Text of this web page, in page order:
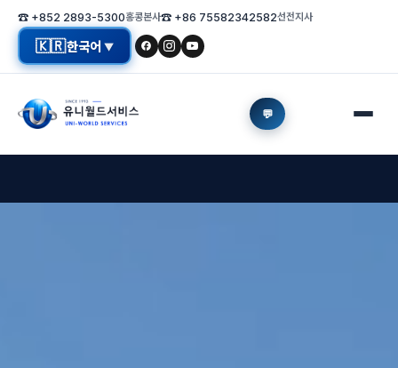
☎ +852 2893-5300홍콩본사☎ +86 75582342582선전지사
🇰🇷한국어 ▼
💬